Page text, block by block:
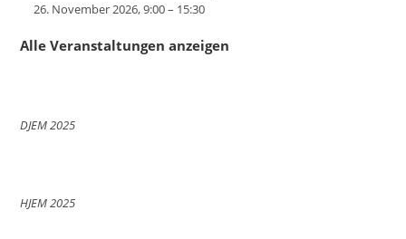
26. November 2026, 9:00– 15:30
Alle Veranstaltungen anzeigen
DJEM 2025
HJEM 2025